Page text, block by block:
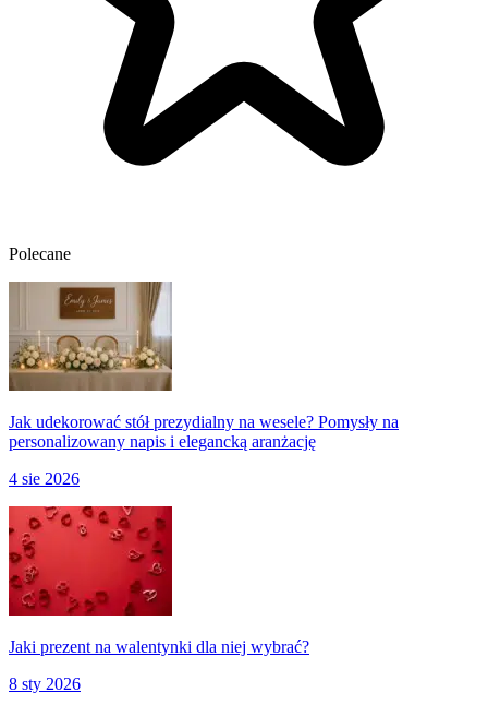
Polecane
Jak udekorować stół prezydialny na wesele? Pomysły na
personalizowany napis i elegancką aranżację
4 sie 2026
Jaki prezent na walentynki dla niej wybrać?
8 sty 2026